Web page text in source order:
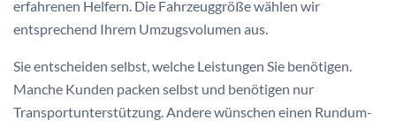
erfahrenen Helfern. Die Fahrzeuggröße wählen wir
entsprechend Ihrem Umzugsvolumen aus.
Sie entscheiden selbst, welche Leistungen Sie benötigen.
Manche Kunden packen selbst und benötigen nur
Transportunterstützung. Andere wünschen einen Rundum-